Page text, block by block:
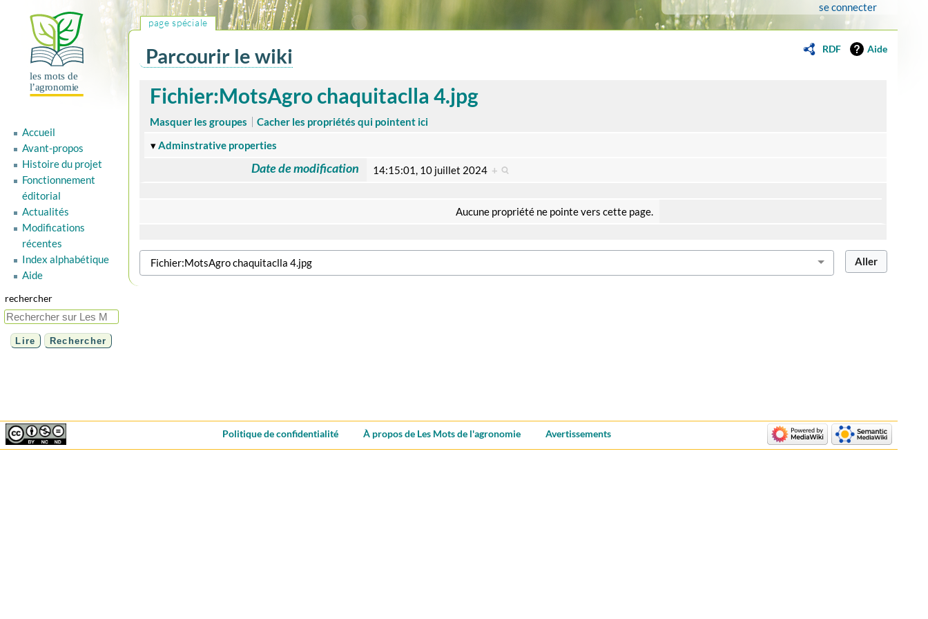
RDF Aide
Parcourir le wiki
Aller
Aller
Fichier:MotsAgro chaquitaclla 4.jpg
Masquer les groupes
Cacher les propriétés qui pointent ici
Adminstrative properties
Date de modification 14:15:01, 10 juillet 2024 +
Aucune propriété ne pointe vers cette page.
page spéciale
se connecter
Accueil
Avant-propos
Histoire du projet
Fonctionnement
éditorial
Actualités
Modifications
récentes
Index alphabétique
Aide
rechercher
Politique de confidentialité À propos de Les Mots de l'agronomie Avertissements